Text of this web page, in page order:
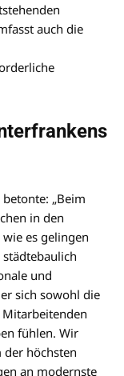
auch die
„Beim
in den
es gelingen
und
sich sowohl die
fühlen. Wir
höchsten
an modernste